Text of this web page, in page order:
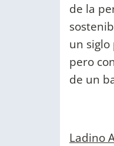
de la
un
pero
de un
Ladino